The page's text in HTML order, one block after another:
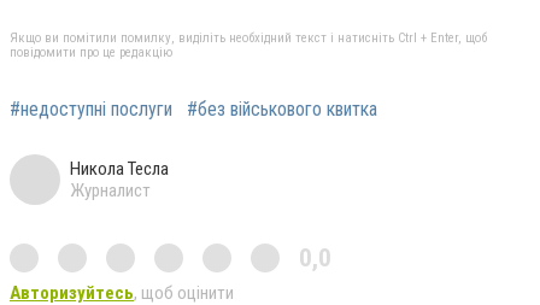
Якщо ви помітили помилку, виділіть необхідний текст і натисніть Ctrl + Enter, щоб
повідомити про це редакцію
#недоступні послуги #без військового квитка
Никола Тесла
Журналист
0,0
Авторизуйтесь, щоб оцінити